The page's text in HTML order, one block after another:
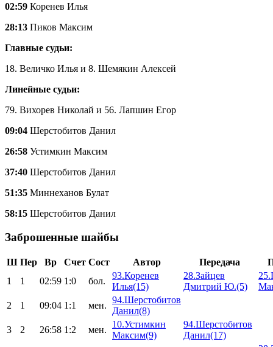
02:59 Коренев Илья
28:13 Пиков Максим
Главные судьи:
18. Величко Илья и 8. Шемякин Алексей
Линейные судьи:
79. Вихорев Николай и 56. Лапшин Егор
09:04 Шерстобитов Данил
26:58 Устимкин Максим
37:40 Шерстобитов Данил
51:35 Миннеханов Булат
58:15 Шерстобитов Данил
Заброшенные шайбы
Ш Пер Вр Счет Сост Автор Передача
1
1 02:59 1:0 бол.
93.Коренев
Илья(15)
28.Зайцев
Дмитрий Ю.(5)
2
1 09:04 1:1 мен.
94.Шерстобитов
Данил(8)
3
2 26:58 1:2 мен.
10.Устимкин
Максим(9)
94.Шерстобитов
Данил(17)